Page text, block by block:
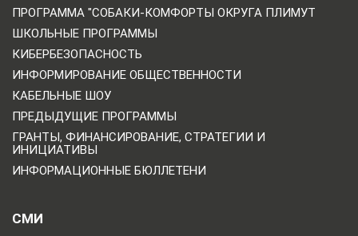
ПРОГРАММА "СОБАКИ-КОМФОРТЫ ОКРУГА ПЛИМУТ
ШКОЛЬНЫЕ ПРОГРАММЫ
КИБЕРБЕЗОПАСНОСТЬ
ИНФОРМИРОВАНИЕ ОБЩЕСТВЕННОСТИ
КАБЕЛЬНЫЕ ШОУ
ПРЕДЫДУЩИЕ ПРОГРАММЫ
ГРАНТЫ, ФИНАНСИРОВАНИЕ, СТРАТЕГИИ И
ИНИЦИАТИВЫ
ИНФОРМАЦИОННЫЕ БЮЛЛЕТЕНИ
СМИ